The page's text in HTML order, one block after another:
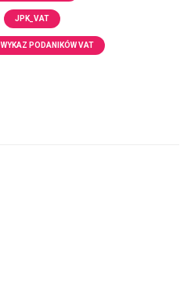
JPK_VAT
WYKAZ PODANIKÓW VAT